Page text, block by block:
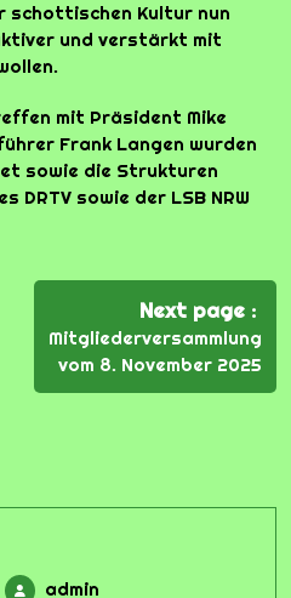
schottischen Kultur nun
und verstärkt mit
mit Präsident Mike
Frank Langen wurden
sowie die Strukturen
DRTV sowie der LSB NRW
Next page
Mitgliederversammlung
vom 8. November 2025
admin